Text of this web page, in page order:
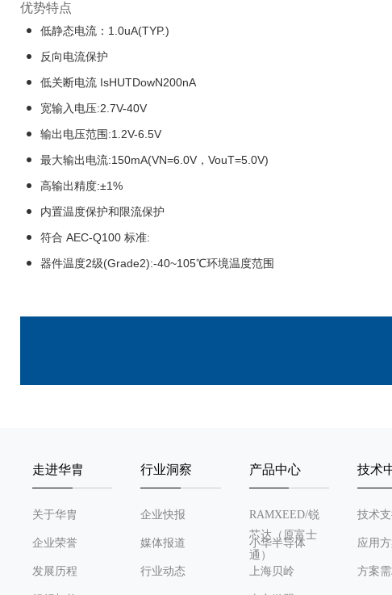
优势特点
低静态电流：1.0uA(TYP.)
反向电流保护
低关断电流 IsHUTDowN200nA
宽输入电压:2.7V-40V
输出电压范围:1.2V-6.5V
最大输出电流:150mA(VN=6.0V，VouT=5.0V)
高输出精度:±1%
内置温度保护和限流保护
符合 AEC-Q100 标准:
器件温度2级(Grade2):-40~105℃环境温度范围
走进华胄
关于华胄
企业荣誉
发展历程
行业洞察
企业快报
媒体报道
行业动态
产品中心
RAMXEED/锐
芯达（原富士
通）
小华半导体
上海贝岭
技术
技术
应用
方案